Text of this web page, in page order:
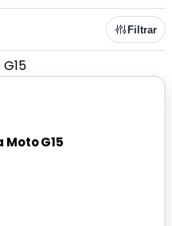
Filtrar
G15